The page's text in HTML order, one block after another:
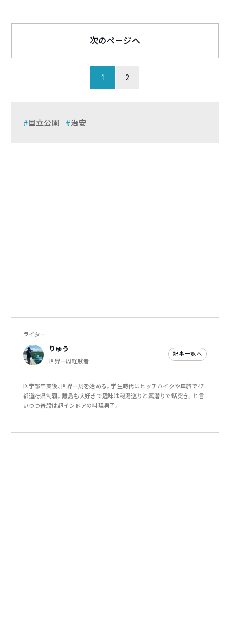
1 2
次のページへ
国立公園 治安
ライター
りゅう
世界一周経験者
記事一覧へ
医学部卒業後、世界一周を始める。学生時代はヒッチハイクや車旅で47
都道府県制覇。離島も大好きで趣味は秘湯巡りと素潜りで銛突き。と言
いつつ普段は超インドアの料理男子。